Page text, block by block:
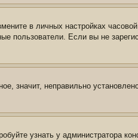
в личных настройках
пользователи. Если вы не
значит, неправильно
узнать у администратора